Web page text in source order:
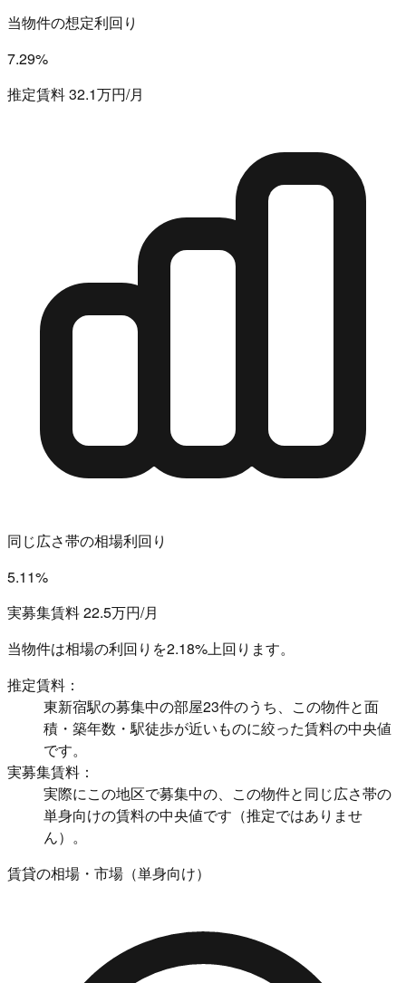
当物件の想定利回り
7.29%
推定賃料 32.1万円/月
同じ広さ帯の相場利回り
5.11%
実募集賃料 22.5万円/月
当物件は相場の利回りを2.18%上回ります。
推定賃料：
東新宿駅の募集中の部屋23件のうち、この物件と面
積・築年数・駅徒歩が近いものに絞った賃料の中央値
です。
実募集賃料：
実際にこの地区で募集中の、この物件と同じ広さ帯の
単身向けの賃料の中央値です（推定ではありませ
ん）。
賃貸の相場・市場（単身向け）